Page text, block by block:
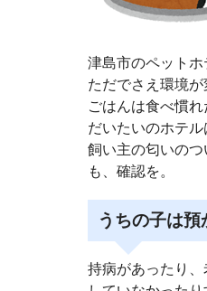
津島市のペットホ
ただでさえ環境が
ごはんは食べ慣
だいたいのホテル
飼い主の匂いの
も、確認を。
うちの子は預
持病があったり